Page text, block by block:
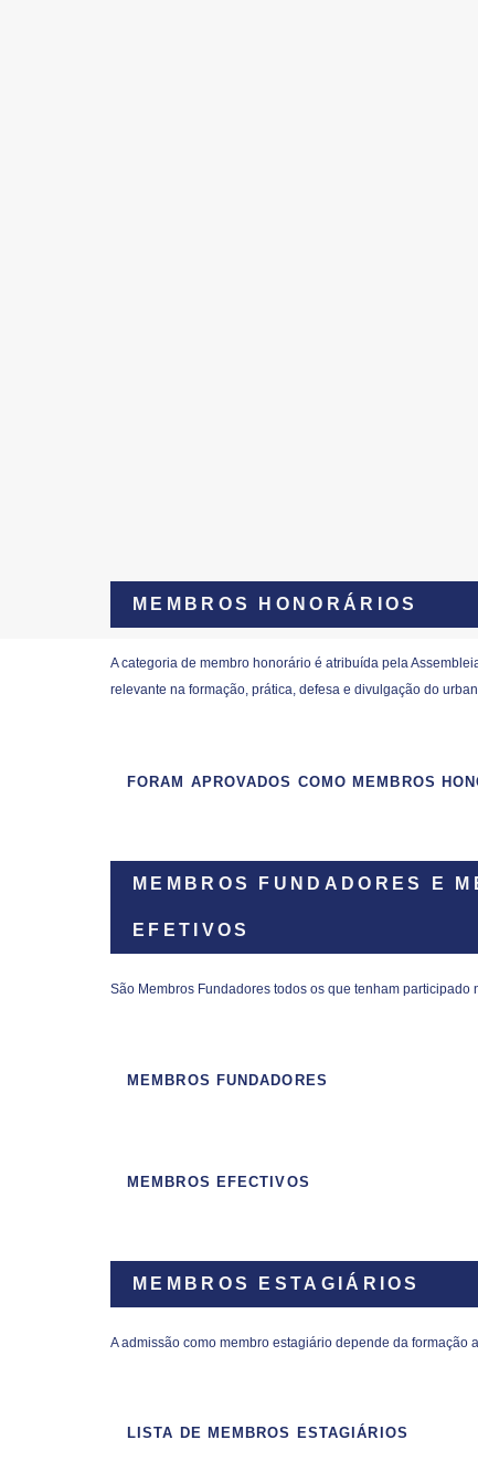
MEMBROS HONORÁRIOS
A categoria de membro honorário é atribuída pela
relevante na formação, prática, defesa e divulgação do
FORAM APROVADOS COMO MEMBROS
MEMBROS FUNDADORES E
EFETIVOS
São Membros Fundadores todos os que tenham participado
MEMBROS FUNDADORES
MEMBROS EFECTIVOS
MEMBROS ESTAGIÁRIOS
A admissão como membro estagiário depende da
LISTA DE MEMBROS ESTAGIÁRIOS